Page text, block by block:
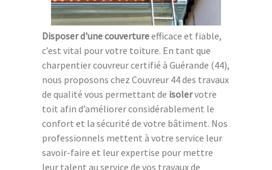
Disposer d'une couvertureefficace et fiable,
c’est vital pour votre toiture. En tant que
charpentier couvreur certifié à Guérande (44),
nous proposons chez Couvreur 44 des travaux
de qualité vous permettant de isolervotre
toit afin d’améliorer considérablement le
confort et la sécurité de votre bâtiment. Nos
professionnels mettent à votre service leur
savoir-faire et leur expertise pour mettre
leur talent au service de vos travaux de